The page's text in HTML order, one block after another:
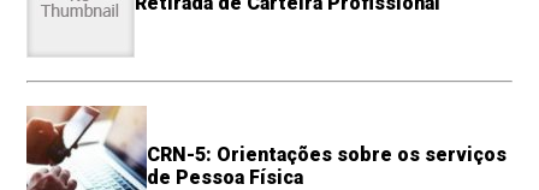
CRN-5: Orientações sobre os serviços
de Pessoa Física